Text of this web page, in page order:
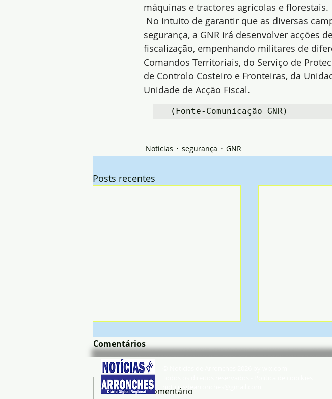
máquinas e tractores agrícolas e florestais.
No intuito de garantir que as diversas
segurança, a GNR irá desenvolver acções
fiscalização, empenhando militares de
Comandos Territoriais, do Serviço de
de Controlo Costeiro e Fronteiras, da
Unidade de Acção Fiscal.
(Fonte-Comunicação GNR)
Notícias segurança GNR
Posts recentes
Comentários
Escreva um comentário
Todos os direitos reservados - Política de coockies
noticiasdearronches@gmail.com